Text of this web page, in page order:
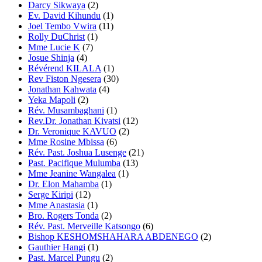
Darcy Sikwaya (2)
Ev. David Kihundu (1)
Joel Tembo Vwira (11)
Rolly DuChrist (1)
Mme Lucie K (7)
Josue Shinja (4)
Révérend KILALA (1)
Rev Fiston Ngesera (30)
Jonathan Kahwata (4)
Yeka Mapoli (2)
Rév. Musambaghani (1)
Rev.Dr. Jonathan Kivatsi (12)
Dr. Veronique KAVUO (2)
Mme Rosine Mbissa (6)
Rév. Past. Joshua Lusenge (21)
Past. Pacifique Mulumba (13)
Mme Jeanine Wangalea (1)
Dr. Elon Mahamba (1)
Serge Kiripi (12)
Mme Anastasia (1)
Bro. Rogers Tonda (2)
Rév. Past. Merveille Katsongo (6)
Bishop KESHOMSHAHARA ABDENEGO (2)
Gauthier Hangi (1)
Past. Marcel Pungu (2)